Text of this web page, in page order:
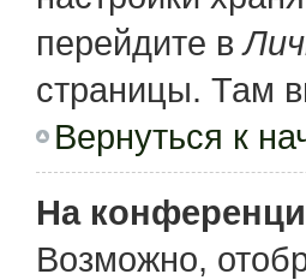
перейдите в
страницы. Там
Вернуться к
На
Возможно,